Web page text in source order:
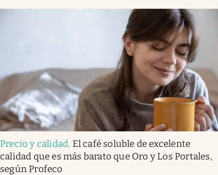
Precio y calidad. El café soluble de excelente
calidad que es más barato que Oro y Los Portales,
según Profeco